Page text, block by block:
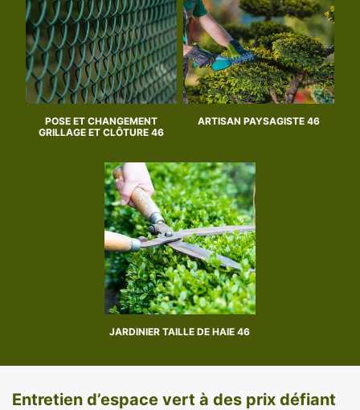
POSE ET CHANGEMENT
GRILLAGE ET CLÔTURE 46
ARTISAN PAYSAGISTE 46
JARDINIER TAILLE DE HAIE 46
Entretien d’espace vert à des prix défiant